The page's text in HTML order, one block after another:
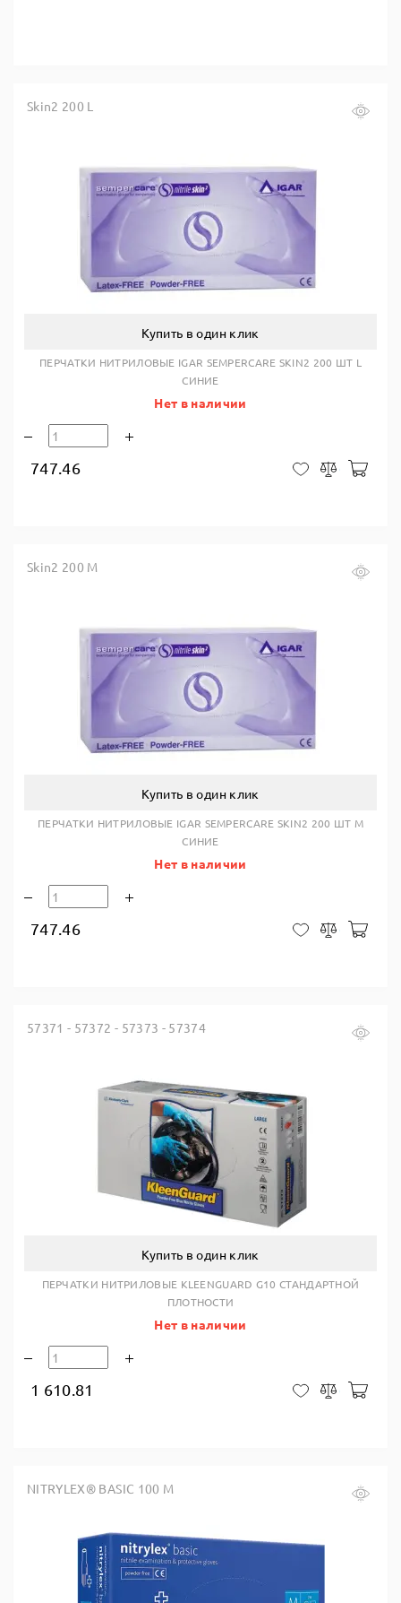
Skin2 200 L
Купить в один клик
ПЕРЧАТКИ НИТРИЛОВЫЕ IGAR SEMPERCARE SKIN2 200 ШТ L
СИНИЕ
Нет в наличии
747.46 В закладки
Сравнить
Skin2 200 M
Купить в один клик
ПЕРЧАТКИ НИТРИЛОВЫЕ IGAR SEMPERCARE SKIN2 200 ШТ M
СИНИЕ
Нет в наличии
747.46 В закладки
Сравнить
57371 - 57372 - 57373 - 57374
Купить в один клик
ПЕРЧАТКИ НИТРИЛОВЫЕ KLEENGUARD G10 СТАНДАРТНОЙ
ПЛОТНОСТИ
Нет в наличии
1 610.81 В закладки
Сравнить
NITRYLEX® BASIC 100 M